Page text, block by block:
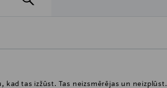
tas izžūst. Tas neizsmērējas un neizplūst.